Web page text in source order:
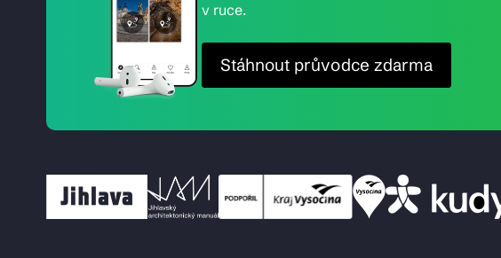
v ruce.
Stáhnout průvodce zdarma